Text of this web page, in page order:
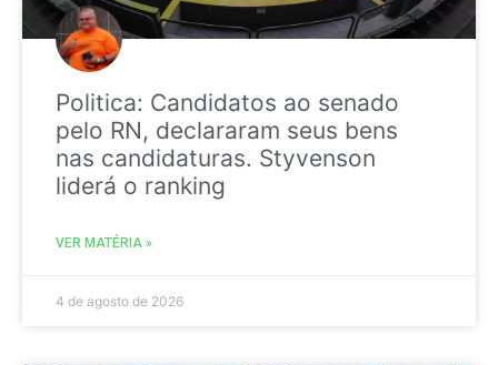
Politica: Candidatos ao senado
pelo RN, declararam seus bens
nas candidaturas. Styvenson
liderá o ranking
VER MATÉRIA »
4 de agosto de 2026